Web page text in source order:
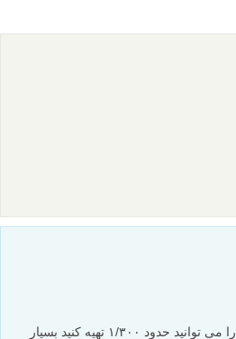
لنز توکینا ۱۰۰ م م اف ۲/۸ را می توانید حدود ۱/۳۰۰ تهیه کنید بسیار